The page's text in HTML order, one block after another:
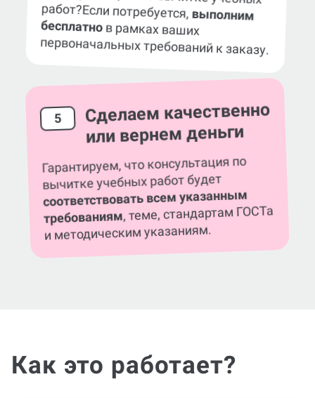
работ?Если потребуется,выполним
бесплатнов рамках ваших
первоначальных требований к заказу.
5 Сделаем качественно
или вернем деньги
Гарантируем, что консультация по
вычитке учебных работ будет
соответствовать всем указанным
требованиям, теме, стандартам ГОСТа
и методическим указаниям.
Как это работает?